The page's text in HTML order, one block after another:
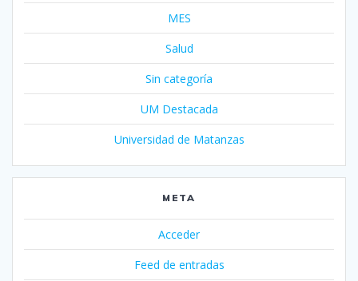
MES
Salud
Sin categoría
UM Destacada
Universidad de Matanzas
META
Acceder
Feed de entradas